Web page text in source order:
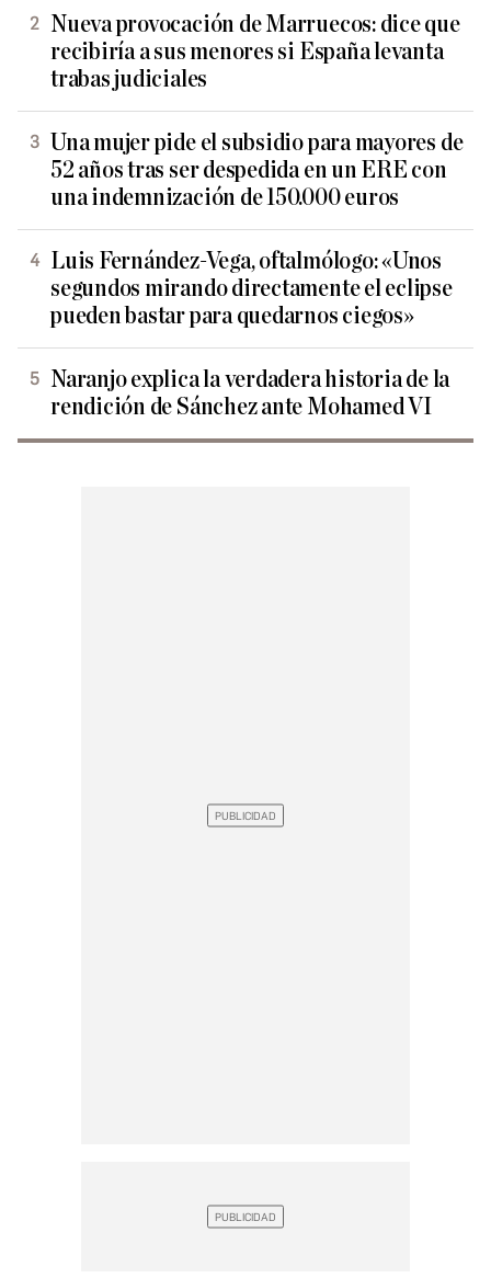
Nueva provocación de Marruecos: dice que
recibiría a sus menores si España levanta
trabas judiciales
Una mujer pide el subsidio para mayores de
52 años tras ser despedida en un ERE con
una indemnización de 150.000 euros
Luis Fernández-Vega, oftalmólogo: «Unos
segundos mirando directamente el eclipse
pueden bastar para quedarnos ciegos»
Naranjo explica la verdadera historia de la
rendición de Sánchez ante Mohamed VI